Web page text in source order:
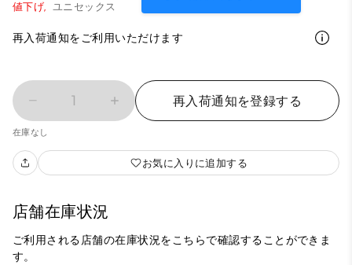
値下げ, ユニセックス
再入荷通知をご利用いただけます
1 再入荷通知を登録する
在庫なし
お気に入りに追加する
店舗在庫状況
ご利用される店舗の在庫状況をこちらで確認することができま
す。